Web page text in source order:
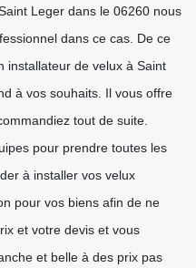
Leger dans le 06260 nous
dans ce cas. De ce
installateur de velux à Saint
à vos souhaits. Il vous offre
tout de suite.
pour prendre toutes les
à installer vos velux
pour vos biens afin de ne
et votre devis et vous
et belle à des prix pas